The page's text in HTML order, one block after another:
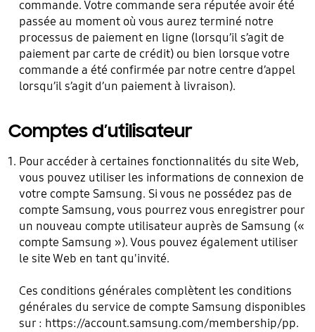
commande. Votre commande sera réputée avoir été
passée au moment où vous aurez terminé notre
processus de paiement en ligne (lorsqu’il s’agit de
paiement par carte de crédit) ou bien lorsque votre
commande a été confirmée par notre centre d’appel
lorsqu’il s’agit d’un paiement à livraison).
Comptes d’utilisateur
Pour accéder à certaines fonctionnalités du site Web,
vous pouvez utiliser les informations de connexion de
votre compte Samsung. Si vous ne possédez pas de
compte Samsung, vous pourrez vous enregistrer pour
un nouveau compte utilisateur auprès de Samsung («
compte Samsung »). Vous pouvez également utiliser
le site Web en tant qu'invité.
Ces conditions générales complètent les conditions
générales du service de compte Samsung disponibles
sur : https://account.samsung.com/membership/pp.